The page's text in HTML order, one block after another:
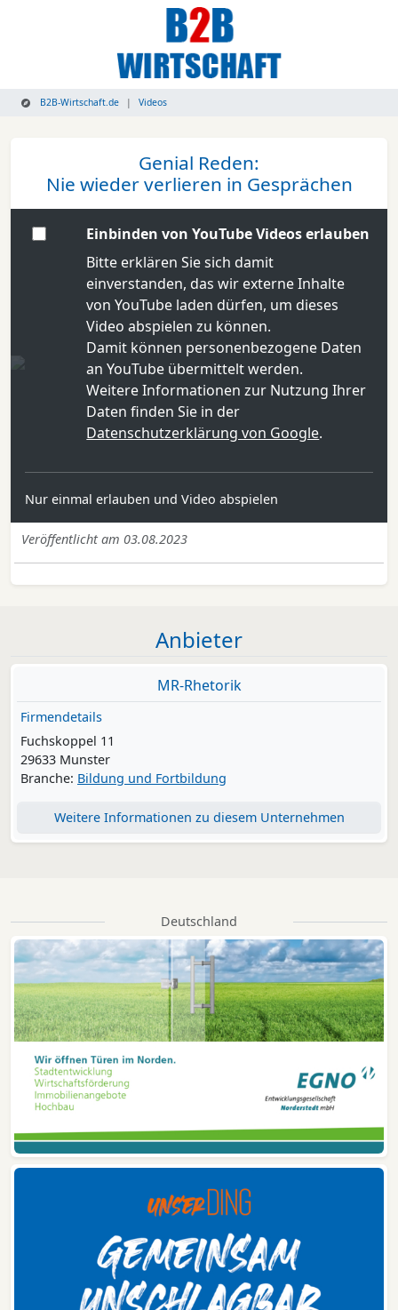
B2B-Wirtschaft.de Videos
Genial Reden:
Nie wieder verlieren in Gesprächen
Einbinden von YouTube Videos erlauben
Bitte erklären Sie sich damit
einverstanden, das wir externe Inhalte
von YouTube laden dürfen, um dieses
Video abspielen zu können.
Damit können personenbezogene Daten
an YouTube übermittelt werden.
Weitere Informationen zur Nutzung Ihrer
Daten finden Sie in der
Datenschutzerklärung von Google.
Nur einmal erlauben und Video abspielen
Veröffentlicht am 03.08.2023
Anbieter
MR-Rhetorik
Firmendetails
Fuchskoppel 11
29633 Munster
Branche: Bildung und Fortbildung
Weitere Informationen zu diesem Unternehmen
Deutschland